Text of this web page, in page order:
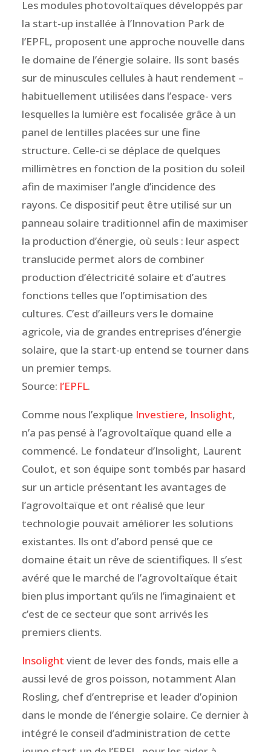
Les modules photovoltaïques développés par
la start-up installée à l’Innovation Park de
l’EPFL, proposent une approche nouvelle dans
le domaine de l’énergie solaire. Ils sont basés
sur de minuscules cellules à haut rendement –
habituellement utilisées dans l’espace- vers
lesquelles la lumière est focalisée grâce à un
panel de lentilles placées sur une fine
structure. Celle-ci se déplace de quelques
millimètres en fonction de la position du soleil
afin de maximiser l’angle d’incidence des
rayons. Ce dispositif peut être utilisé sur un
panneau solaire traditionnel afin de maximiser
la production d’énergie, où seuls : leur aspect
translucide permet alors de combiner
production d’électricité solaire et d’autres
fonctions telles que l’optimisation des
cultures. C’est d’ailleurs vers le domaine
agricole, via de grandes entreprises d’énergie
solaire, que la start-up entend se tourner dans
un premier temps.
Source: l’EPFL.
Comme nous l’explique Investiere, Insolight,
n’a pas pensé à l’agrovoltaïque quand elle a
commencé. Le fondateur d’Insolight, Laurent
Coulot, et son équipe sont tombés par hasard
sur un article présentant les avantages de
l’agrovoltaïque et ont réalisé que leur
technologie pouvait améliorer les solutions
existantes. Ils ont d’abord pensé que ce
domaine était un rêve de scientifiques. Il s’est
avéré que le marché de l’agrovoltaïque était
bien plus important qu’ils ne l’imaginaient et
c’est de ce secteur que sont arrivés les
premiers clients.
Insolight vient de lever des fonds, mais elle a
aussi levé de gros poisson, notamment Alan
Rosling, chef d’entreprise et leader d’opinion
dans le monde de l’énergie solaire. Ce dernier à
intégré le conseil d’administration de cette